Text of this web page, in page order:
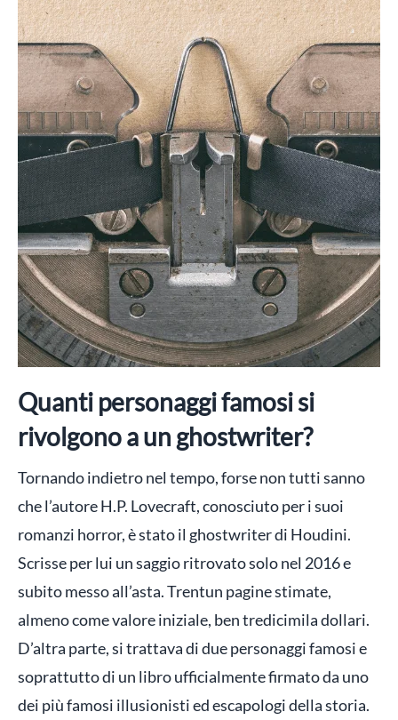
Quanti personaggi famosi si
rivolgono a un ghostwriter?
Tornando indietro nel tempo, forse non tutti sanno
che l’autore H.P. Lovecraft, conosciuto per i suoi
romanzi horror, è stato il ghostwriter di Houdini.
Scrisse per lui un saggio ritrovato solo nel 2016 e
subito messo all’asta. Trentun pagine stimate,
almeno come valore iniziale, ben tredicimila dollari.
D’altra parte, si trattava di due personaggi famosi e
soprattutto di un libro ufficialmente firmato da uno
dei più famosi illusionisti ed escapologi della storia.